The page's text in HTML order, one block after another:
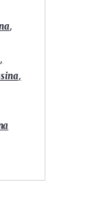
siciliana più
,
,
,